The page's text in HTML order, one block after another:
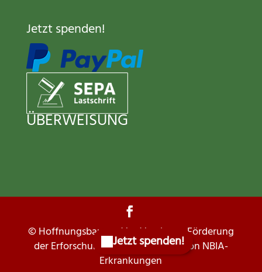
Jetzt spenden!
ÜBERWEISUNG
© Hoffnungsbaum e.V. – Verein zur Förderung
der Erforschung und Behandlung von NBIA-
Erkrankungen